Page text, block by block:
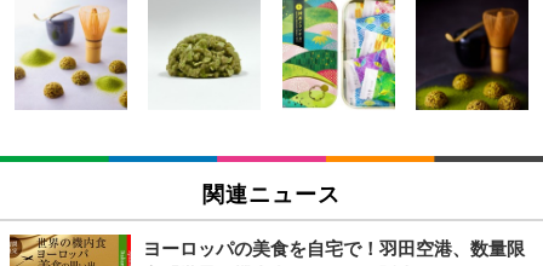
[EdoErgo] オフィスチェア 椅子 テレワーク 疲れな
い 跳ね上げ式アームレスト コンパクト 約105度ロッ
キング pc 事務椅子 360度回転 座面昇降 強化ナイロ
ン樹脂ベース 通気性メッシュ 在宅ワーク H-WY01
￥5,699
SIHOO B100 オフィスチェア／デスクチェア メッシ
ュチェア 人間工学 疲れない ブラック
￥27,999
EIZO ビジネス向けプレミアムモニター | FlexScan
EV3240X-WT | 31.5型4K UHD・USB Type-C・ホワ
イト
￥105,595
EIZO ビジネス向けプレミアムモニター | FlexScan
￥109,572
Amazonベーシック ペットシーツ 薄型 レギュラー 1
回使い捨て 無香料 ホワイト 300枚
￥3,373
Amazonベーシック ペットシーツ 厚型 ワイド 42枚
x2袋(84枚) ホワイト(吸収面:ライトブルー)
￥3,234
関連ニュース
ヨーロッパの美食を自宅で！羽田空港、数量限